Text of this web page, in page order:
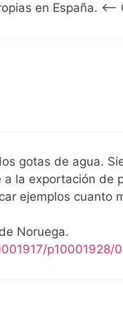
en España.
gotas de agua.
la exportación de
ejemplos cuanto
Noruega.
p10001928/